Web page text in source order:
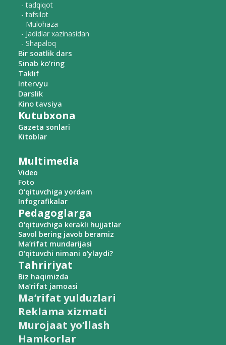
- tadqiqot
- tafsilot
- Mulohaza
- Jadidlar xazinasidan
- Shapaloq
Bir soatlik dars
Sinab ko‘ring
Taklif
Intervyu
Darslik
Kino tavsiya
Kutubxona
Gazeta sonlari
Kitoblar
Multimedia
Video
Foto
O‘qituvchiga yordam
Infografikalar
Pedagoglarga
O‘qituvchiga kerakli hujjatlar
Savol bering javob beramiz
Ma’rifat mundarijasi
O‘qituvchi nimani o‘ylaydi?
Tahririyat
Biz haqimizda
Ma’rifat jamoasi
Ma’rifat yulduzlari
Reklama xizmati
Murojaat yo‘llash
Hamkorlar